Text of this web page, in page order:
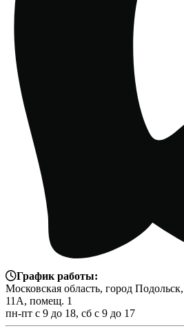
График работы:
Московская область, город
11А, помещ. 1
пн-пт с 9 до 18, сб с 9 до 17